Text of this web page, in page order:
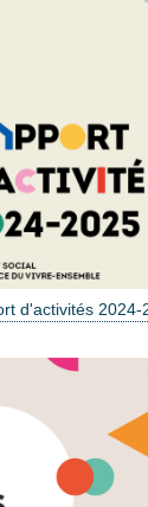
d'activités 2024-